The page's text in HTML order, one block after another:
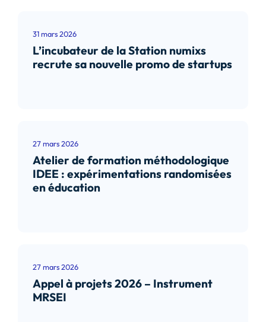
31 mars 2026
L’incubateur de la Station numixs
recrute sa nouvelle promo de startups
27 mars 2026
Atelier de formation méthodologique
IDEE : expérimentations randomisées
en éducation
27 mars 2026
Appel à projets 2026 – Instrument
MRSEI